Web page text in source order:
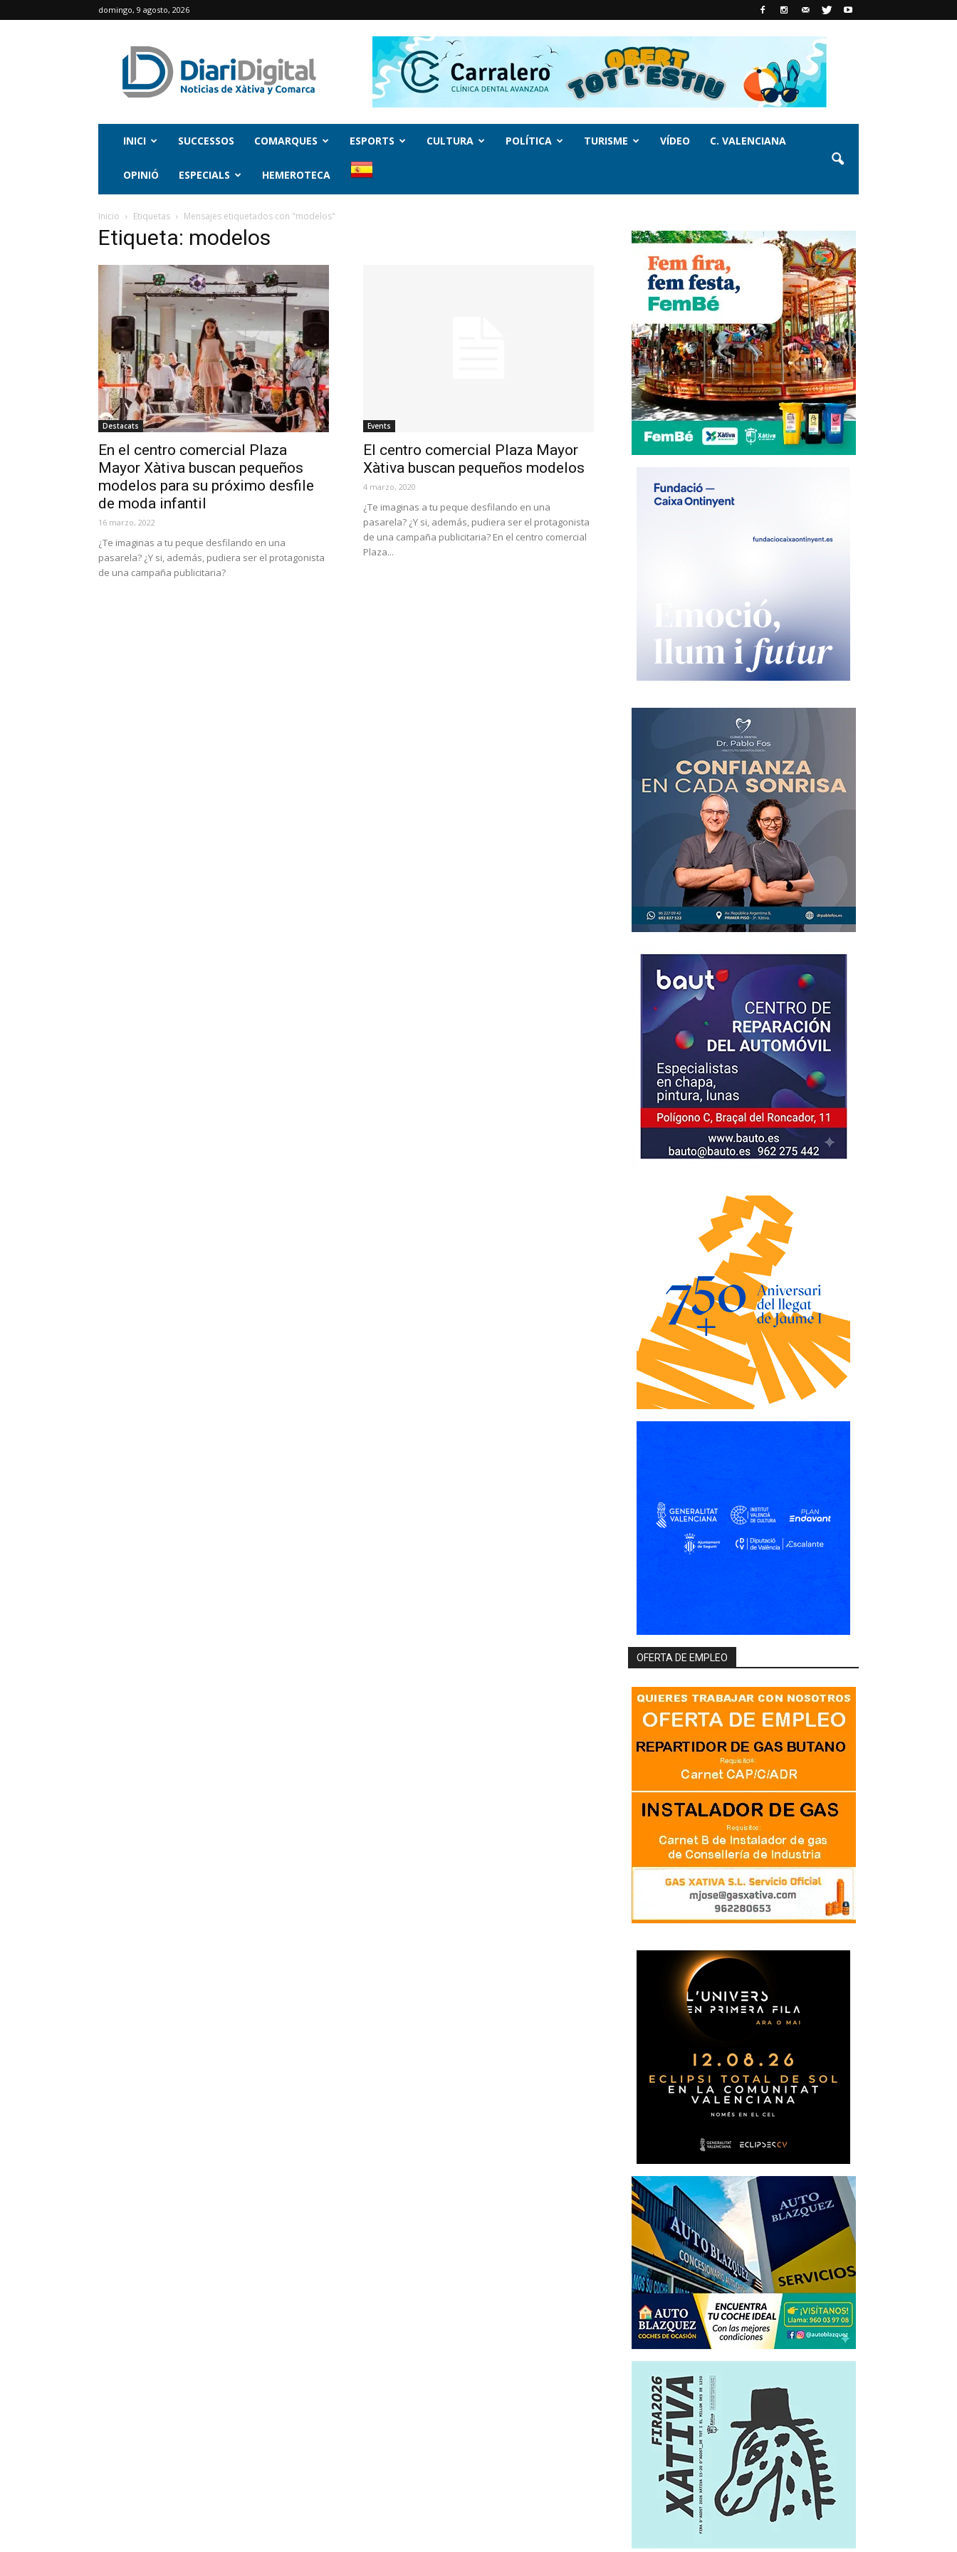
domingo, 9 agosto, 2026
INICI SUCCESSOS COMARQUES ESPORTS CULTURA POLÍTICA TURISME VÍDEO C. VALENCIANA
OPINIÓ ESPECIALS HEMEROTECA
Inicio Etiquetas Mensajes etiquetados con "modelos"
Etiqueta: modelos
Destacats
En el centro comercial Plaza
Mayor Xàtiva buscan pequeños
modelos para su próximo desfile
de moda infantil
16 marzo, 2022
¿Te imaginas a tu peque desfilando en una
pasarela? ¿Y si, además, pudiera ser el protagonista
de una campaña publicitaria?
Events
El centro comercial Plaza Mayor
Xàtiva buscan pequeños modelos
4 marzo, 2020
¿Te imaginas a tu peque desfilando en una
pasarela? ¿Y si, además, pudiera ser el protagonista
de una campaña publicitaria? En el centro comercial
Plaza...
OFERTA DE EMPLEO